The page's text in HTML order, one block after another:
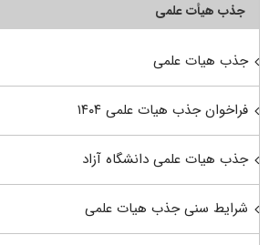
جذب هیأت علمی
جذب هیات علمی
فراخوان جذب هیات علمی ۱۴۰۴
جذب هیات علمی دانشگاه آزاد
شرایط سنی جذب هیات علمی